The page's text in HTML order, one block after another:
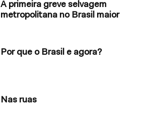
A primeira greve selvagem
metropolitana no Brasil maior
Por que o Brasil e agora?
Nas ruas